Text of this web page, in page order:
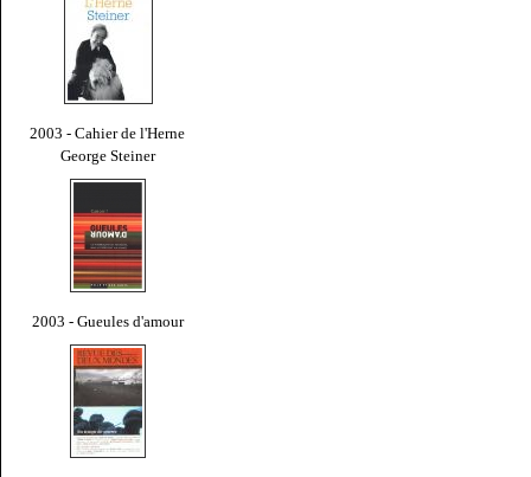
2003 - Cahier de l'Herne
George Steiner
2003 - Gueules d'amour